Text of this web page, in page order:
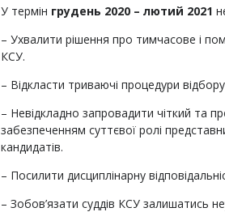
У термін грудень 2020 – лютий 2021
– Ухвалити рішення про тимчасове і
КСУ.
– Відкласти триваючі процедури
– Невідкладно запровадити чіткий та
забезпеченням суттєвої ролі
кандидатів.
– Посилити дисциплінарну
– Зобов’язати суддів КСУ залишатись